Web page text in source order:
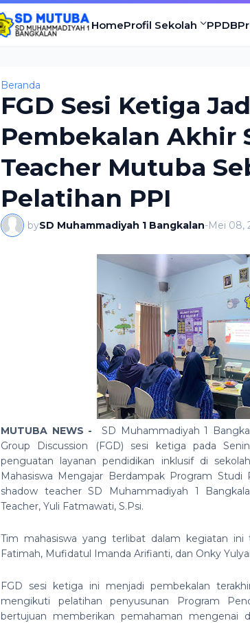
HomeProfil Sekolah PPDB
Beranda
FGD Sesi Ketiga
Pembekalan Akhir
Teacher Mutuba
Pelatihan PPI
bySD Muhammadiyah 1 Bangkalan-Mei 08,
MUTUBA NEWS -
SD Muhammadiyah 1
Group Discussion (FGD) sesi ketiga pada
penguatan layanan pendidikan inklusif di
Mahasiswa Mengajar Berdampak Program
shadow teacher SD Muhammadiyah 1
Teacher, Yuli Fatmawati, S.Psi.
Tim mahasiswa yang terlibat dalam kegiatan ini
Fatimah, Mufidatul Imanda Arifianti, dan Onky
FGD sesi ketiga ini menjadi pembekalan
mengikuti pelatihan penyusunan Program
bertujuan memberikan pemahaman mengenai